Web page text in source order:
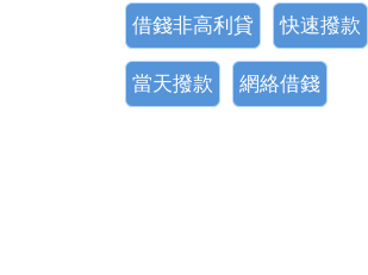
借錢非高利貸 快速撥款
當天撥款 網絡借錢